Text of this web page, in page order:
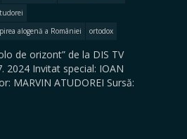
alogenă a României
ortodox
de orizont” de la DIS TV
2024 Invitat special: IOAN
MARVIN ATUDOREI Sursă: